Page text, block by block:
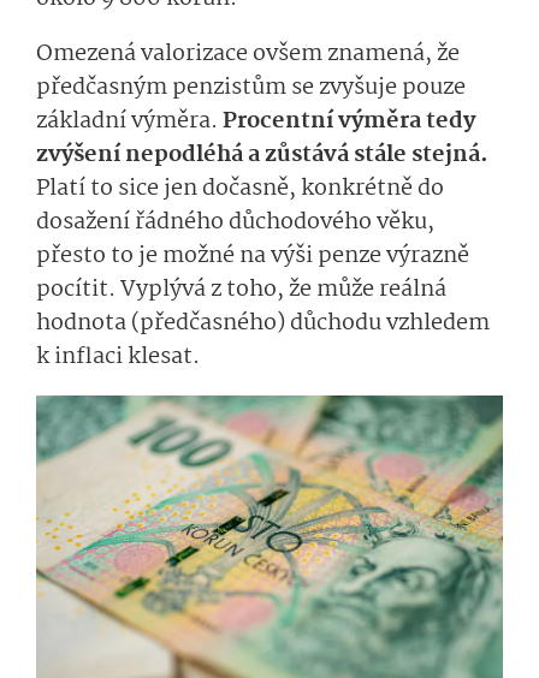
Omezená valorizace ovšem znamená, že
předčasným penzistům se zvyšuje pouze
základní výměra. Procentní výměra tedy
zvýšení nepodléhá a zůstává stále stejná.
Platí to sice jen dočasně, konkrétně do
dosažení řádného důchodového věku,
přesto to je možné na výši penze výrazně
pocítit. Vyplývá z toho, že může reálná
hodnota (předčasného) důchodu vzhledem
k inflaci klesat.